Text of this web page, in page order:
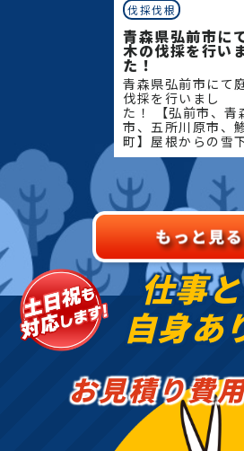
伐採伐根
青森県弘前市に
木の伐採を行い
た！
青森県弘前市にて
伐採を行いまし
た！ 【弘前市、青
市、五所川原市、
町】屋根からの雪
し・除雪・排雪な
業もお任せくださ
域密着で伐採・抜
定・草刈りなどの
こと、造園・
仕事
自身あ
お見積り費